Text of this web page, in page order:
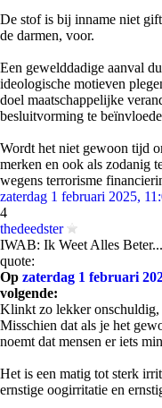
De stof is bij inname niet
de darmen, voor.
Een gewelddadige aanval
ideologische motieven
doel maatschappelijke
besluitvorming te
Wordt het niet gewoon tijd
merken en ook als zodanig
wegens terrorisme
zaterdag 1 februari 2025,
4
thedeedster
IWAB: Ik Weet Alles Beter...
quote:
Op zaterdag 1 februari
volgende:
Klinkt zo lekker onschuldig,
Misschien dat als je het
noemt dat mensen er iets
Het is een matig tot sterk
ernstige oogirritatie en